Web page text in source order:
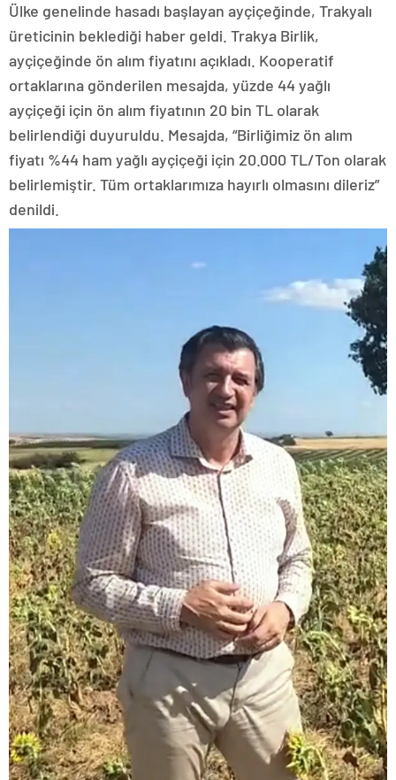
Ülke genelinde hasadı başlayan ayçiçeğinde, Trakyalı
üreticinin beklediği haber geldi. Trakya Birlik,
ayçiçeğinde ön alım fiyatını açıkladı. Kooperatif
ortaklarına gönderilen mesajda, yüzde 44 yağlı
ayçiçeği için ön alım fiyatının 20 bin TL olarak
belirlendiği duyuruldu. Mesajda, “Birliğimiz ön alım
fiyatı %44 ham yağlı ayçiçeği için 20.000 TL/Ton olarak
belirlemiştir. Tüm ortaklarımıza hayırlı olmasını dileriz”
denildi.